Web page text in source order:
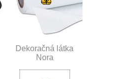
Dekoračná látka
Nora